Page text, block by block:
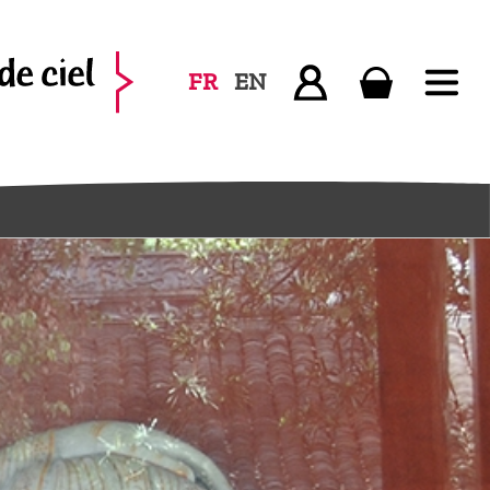
FR EN